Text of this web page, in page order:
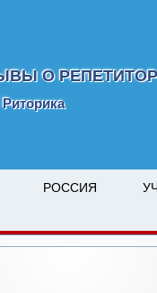
О
РОССИЯ